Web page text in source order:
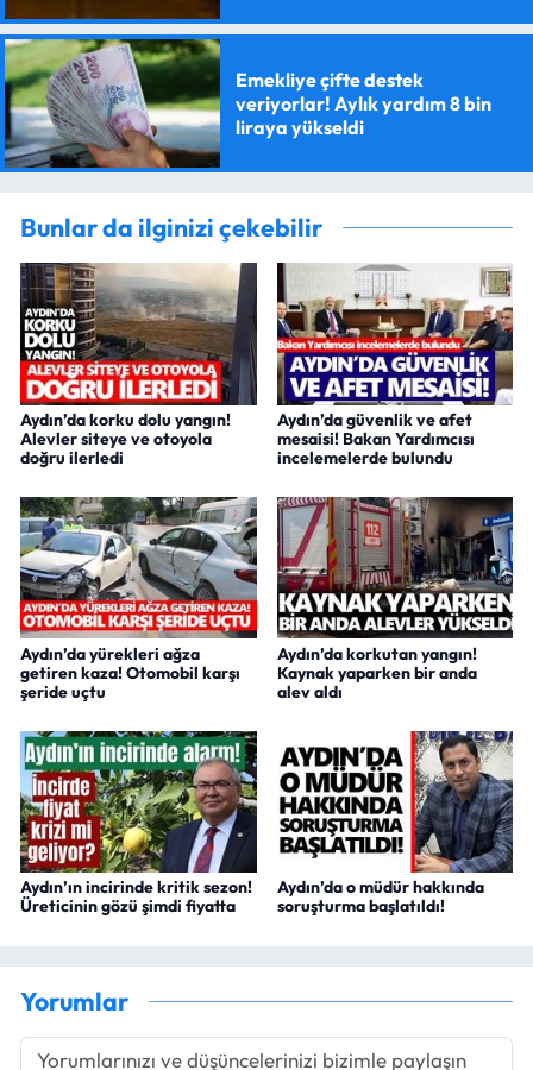
Emekliye çifte destek
veriyorlar! Aylık yardım 8 bin
liraya yükseldi
Bunlar da ilginizi çekebilir
Aydın’da korku dolu yangın!
Alevler siteye ve otoyola
doğru ilerledi
Aydın’da güvenlik ve afet
mesaisi! Bakan Yardımcısı
incelemelerde bulundu
Aydın’da yürekleri ağza
getiren kaza! Otomobil karşı
şeride uçtu
Aydın’da korkutan yangın!
Kaynak yaparken bir anda
alev aldı
Aydın’ın incirinde kritik sezon!
Üreticinin gözü şimdi fiyatta
Aydın’da o müdür hakkında
soruşturma başlatıldı!
Yorumlar